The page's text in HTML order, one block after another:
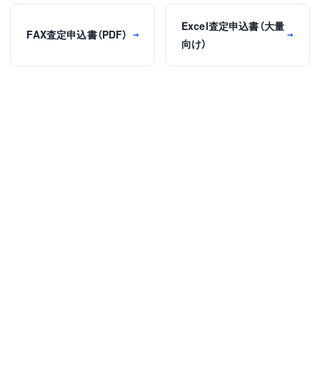
FAX査定申込書（PDF） →
Excel査定申込書（大量
向け）
→